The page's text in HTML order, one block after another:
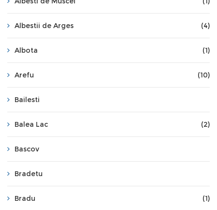
Albestii de Arges (4)
Albota (1)
Arefu (10)
Bailesti
Balea Lac (2)
Bascov
Bradetu
Bradu (1)